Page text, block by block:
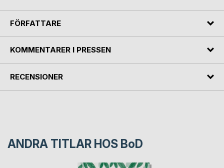
FÖRFATTARE
KOMMENTARER I PRESSEN
RECENSIONER
ANDRA TITLAR HOS BoD